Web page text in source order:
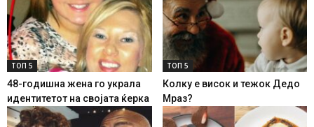
ТОП 5
48-годишна жена го украла
идентитетот на својата ќерка
ТОП 5
Колку е висок и тежок Дедо
Мраз?